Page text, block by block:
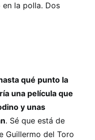
en la polla. Dos
qué punto la
una película que
y unas
. Sé que está de
Guillermo del Toro